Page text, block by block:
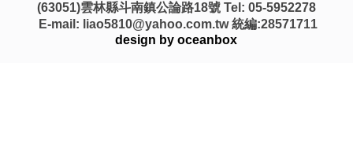
(63051)雲林縣斗南鎮公論路18號 Tel: 05-5952278
E-mail: liao5810@yahoo.com.tw 統編:28571711
design by oceanbox